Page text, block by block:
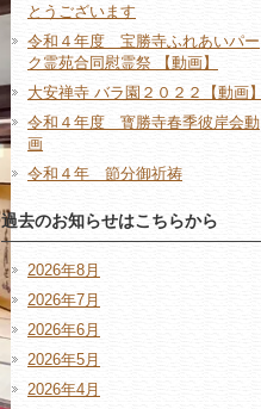
とうございます
令和４年度 宝勝寺ふれあいパー
ク霊苑合同慰霊祭 【動画】
大安禅寺 バラ園２０２２【動画】
令和４年度 寳勝寺春季彼岸会動
画
令和４年 節分御祈祷
過去のお知らせはこちらから
2026年8月
2026年7月
2026年6月
2026年5月
2026年4月